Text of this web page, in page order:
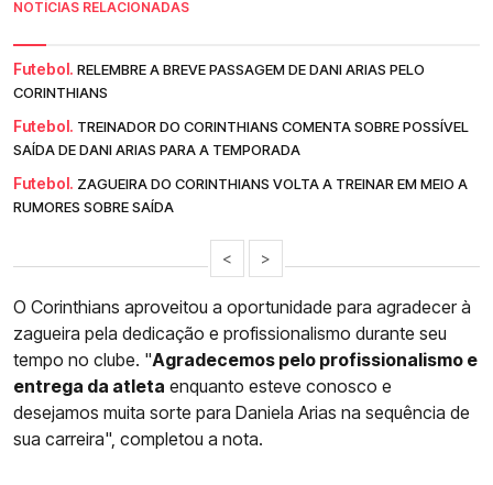
NOTÍCIAS RELACIONADAS
Futebol. RELEMBRE A BREVE PASSAGEM DE DANI ARIAS PELO
CORINTHIANS
Futebol. TREINADOR DO CORINTHIANS COMENTA SOBRE POSSÍVEL
SAÍDA DE DANI ARIAS PARA A TEMPORADA
Futebol. ZAGUEIRA DO CORINTHIANS VOLTA A TREINAR EM MEIO A
RUMORES SOBRE SAÍDA
< >
O Corinthians aproveitou a oportunidade para agradecer à
zagueira pela dedicação e profissionalismo durante seu
tempo no clube. "Agradecemos pelo profissionalismo e
entrega da atleta enquanto esteve conosco e
desejamos muita sorte para Daniela Arias na sequência de
sua carreira", completou a nota.